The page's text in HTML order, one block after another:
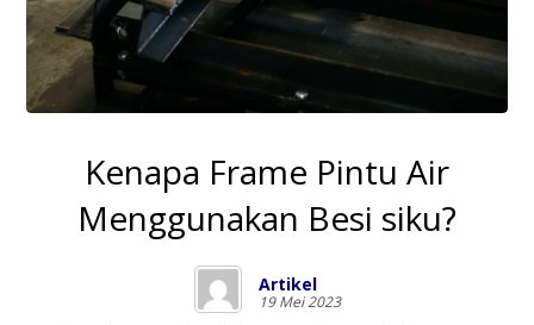
Kenapa Frame Pintu Air
Menggunakan Besi siku?
Artikel
19 Mei 2023